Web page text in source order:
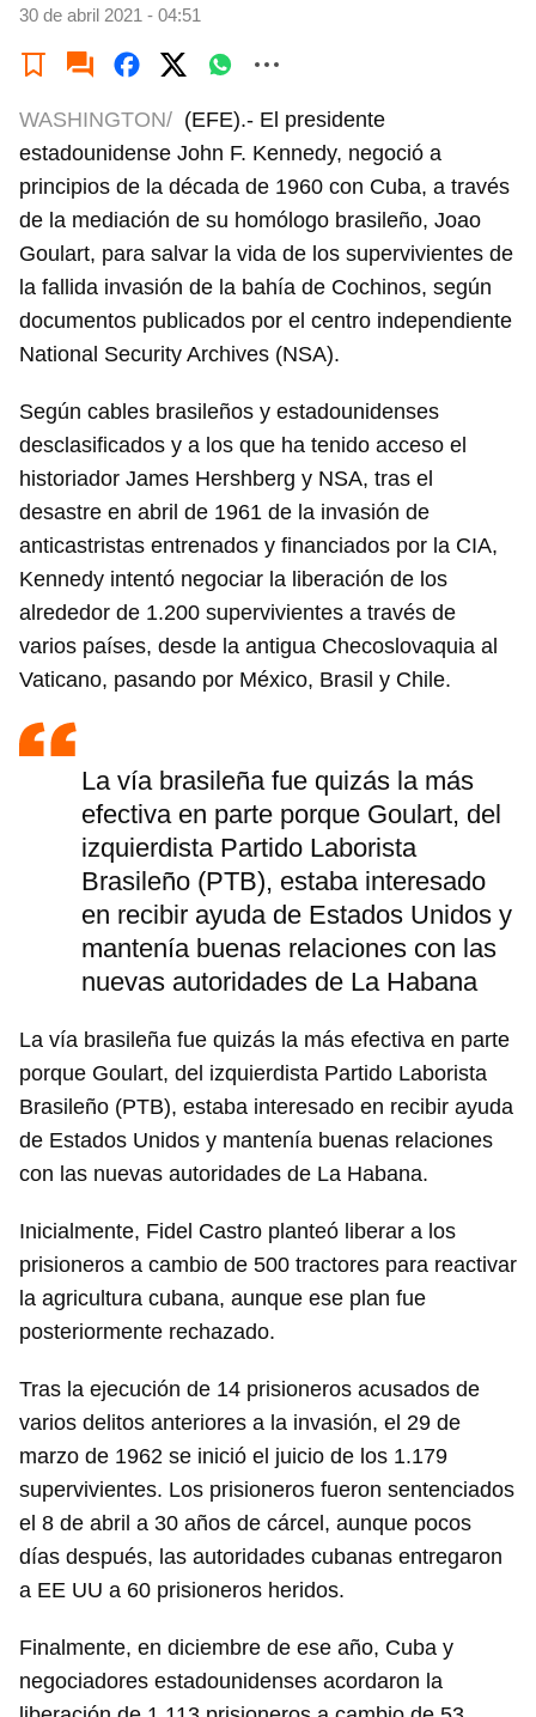
30 de abril 2021 - 04:51
WASHINGTON/ (EFE).- El presidente
estadounidense John F. Kennedy, negoció a
principios de la década de 1960 con Cuba, a través
de la mediación de su homólogo brasileño, Joao
Goulart, para salvar la vida de los supervivientes de
la fallida invasión de la bahía de Cochinos, según
documentos publicados por el centro independiente
National Security Archives (NSA).
Según cables brasileños y estadounidenses
desclasificados y a los que ha tenido acceso el
historiador James Hershberg y NSA, tras el
desastre en abril de 1961 de la invasión de
anticastristas entrenados y financiados por la CIA,
Kennedy intentó negociar la liberación de los
alrededor de 1.200 supervivientes a través de
varios países, desde la antigua Checoslovaquia al
Vaticano, pasando por México, Brasil y Chile.
La vía brasileña fue quizás la más
efectiva en parte porque Goulart, del
izquierdista Partido Laborista
Brasileño (PTB), estaba interesado
en recibir ayuda de Estados Unidos y
mantenía buenas relaciones con las
nuevas autoridades de La Habana
La vía brasileña fue quizás la más efectiva en parte
porque Goulart, del izquierdista Partido Laborista
Brasileño (PTB), estaba interesado en recibir ayuda
de Estados Unidos y mantenía buenas relaciones
con las nuevas autoridades de La Habana.
Inicialmente, Fidel Castro planteó liberar a los
prisioneros a cambio de 500 tractores para reactivar
la agricultura cubana, aunque ese plan fue
posteriormente rechazado.
Tras la ejecución de 14 prisioneros acusados de
varios delitos anteriores a la invasión, el 29 de
marzo de 1962 se inició el juicio de los 1.179
supervivientes. Los prisioneros fueron sentenciados
el 8 de abril a 30 años de cárcel, aunque pocos
días después, las autoridades cubanas entregaron
a EE UU a 60 prisioneros heridos.
Finalmente, en diciembre de ese año, Cuba y
negociadores estadounidenses acordaron la